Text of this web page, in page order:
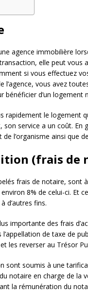
agence immobilière
elle peut vous
si vous effectuez
l’agence, vous avez
d’un logement
rapidement le logement
service a un coût. En
de l’organisme ainsi que
(frais de
frais de notaire, sont
8% de celui-ci. Et
d’autres fins.
importante des frais
de taxe de
les reverser au Trésor
sont soumis à une
notaire en charge de la
la rémunération du